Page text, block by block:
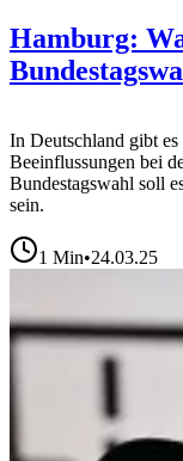
Hamburg:
In Deutschland gibt
Beeinflussungen bei
Bundestagswahl soll
sein.
1 Min•24.03.25